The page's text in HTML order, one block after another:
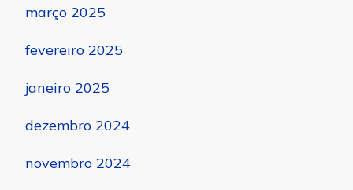
março 2025
fevereiro 2025
janeiro 2025
dezembro 2024
novembro 2024